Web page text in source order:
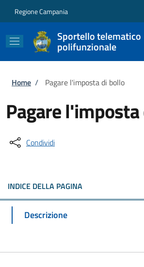
Regione Campania
Sportello telematico
polifunzionale
Briciole di pane
Home / Pagare l'imposta di bollo
Pagare
Condividi
INDICE DELLA PAGINA
Descrizione